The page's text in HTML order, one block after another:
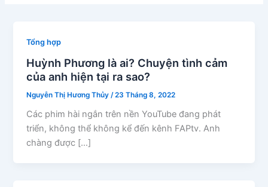
Tổng hợp
Huỳnh Phương là ai? Chuyện tình cảm
của anh hiện tại ra sao?
Nguyễn Thị Hương Thủy /23 Tháng 8, 2022
Các phim hài ngắn trên nền YouTube đang phát
triển, không thể không kể đến kênh FAPtv. Anh
chàng được […]